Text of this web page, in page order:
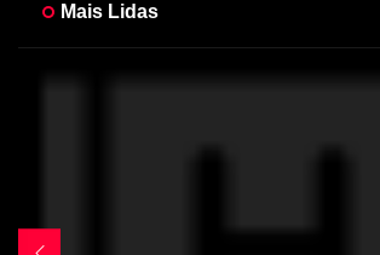
Mais Lidas